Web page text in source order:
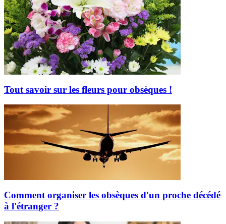
Tout savoir sur les fleurs pour obsèques !
Comment organiser les obsèques d'un proche décédé
à l'étranger ?